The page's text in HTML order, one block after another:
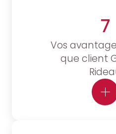
7
Vos
que client